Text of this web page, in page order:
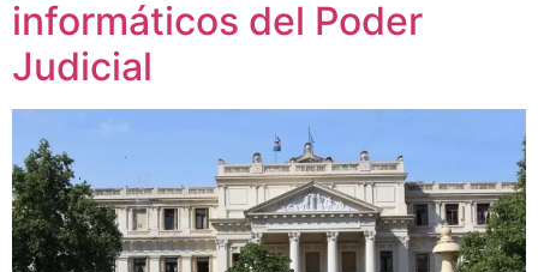
informáticos del Poder
Judicial